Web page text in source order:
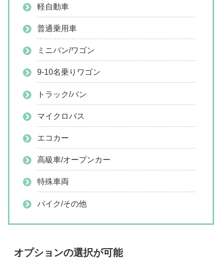
軽自動車
普通乗用車
ミニバン/ワゴン
9-10名乗りワゴン
トラック/バン
マイクロバス
エコカー
高級車/オープンカー
特殊車両
バイク/その他
オプションの選択が可能